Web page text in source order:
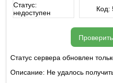
Статус:
недоступен
Код:
Статус сервера обновлен
Описание: Не удалось